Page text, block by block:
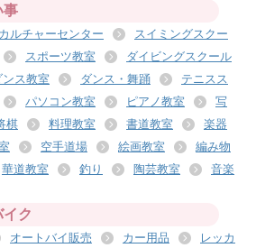
事
カルチャーセンター
スイミングスクー
スポーツ教室
ダイビングスクール
ス教室
ダンス・舞踊
テニスス
パソコン教室 ピアノ教室
写
棋 料理教室 書道教室
楽器
空手道場 絵画教室
編み物
華道教室 釣り 陶芸教室
音楽
ク
オートバイ販売 カー用品
レッカ